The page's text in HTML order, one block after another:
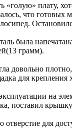
«голую» плату,
что готовых
была
грамм).
довольно
для крепления
на
поставил крышку
отверстие для